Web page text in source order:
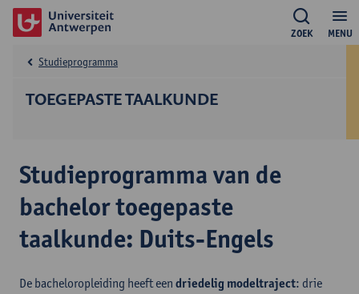
MENU
ZOEK
TOEGEPASTE TAALKUNDE
Studieprogramma
Studieprogramma van de
bachelor toegepaste
taalkunde: Duits-Engels
De bacheloropleiding heeft een driedelig modeltraject: drie